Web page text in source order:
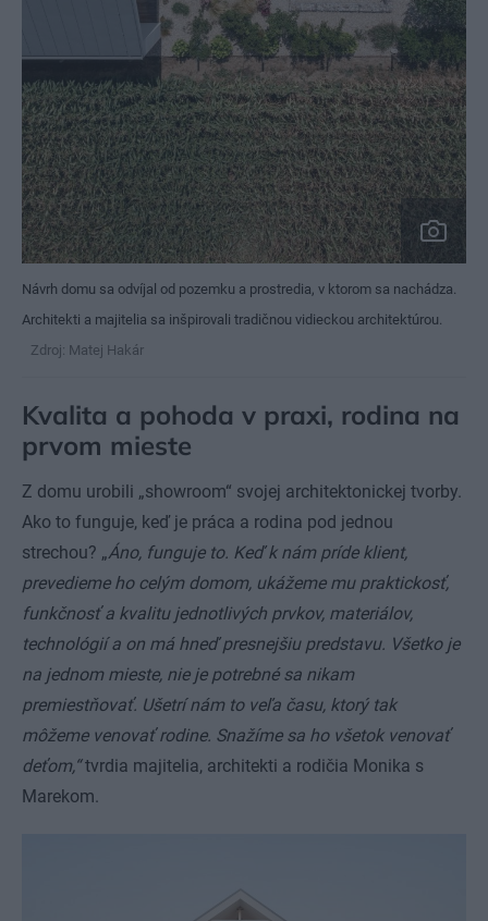
Návrh domu sa odvíjal od pozemku a prostredia, v ktorom sa nachádza.
Architekti a majitelia sa inšpirovali tradičnou vidieckou architektúrou.
Zdroj: Matej Hakár
Kvalita a pohoda v praxi, rodina na
prvom mieste
Z domu urobili „showroom“ svojej architektonickej tvorby.
Ako to funguje, keď je práca a rodina pod jednou
strechou? „Áno, funguje to. Keď k nám príde klient,
prevedieme ho celým domom, ukážeme mu praktickosť,
funkčnosť a kvalitu jednotlivých prvkov, materiálov,
technológií a on má hneď presnejšiu predstavu. Všetko je
na jednom mieste, nie je potrebné sa nikam
premiestňovať. Ušetrí nám to veľa času, ktorý tak
môžeme venovať rodine. Snažíme sa ho všetok venovať
deťom,“tvrdia majitelia, architekti a rodičia Monika s
Marekom.